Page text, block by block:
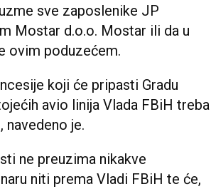
sve zaposlenike JP
Mostar d.o.o. Mostar ili da u
ovim poduzećem.
koji će pripasti Gradu
avio linija Vlada FBiH treba
je.
ne preuzima nikakve
niti prema Vladi FBiH te će,